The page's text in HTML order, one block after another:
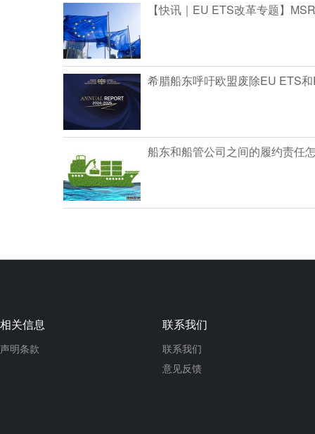
【快讯｜EU ETS改革专题】
希腊船东呼吁欧盟废除EU ETS
船东和船管公司之间的履约责任
相关信息
声明条款
联系我们
联系我们
意见反馈